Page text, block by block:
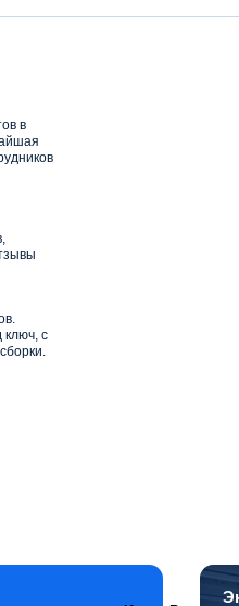
в
ключ, с